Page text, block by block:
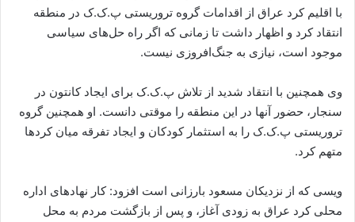
با اقلیم کرد عراق از اقدامات گروه تروریستی پ.ک.ک در منطقه
انتقاد کرد و اظهار داشت تا زمانی که اگر راه حل‌های سیاسی
موجود است، نیازی به جنگ‌افروزی نیست.
وی همچنین با انتقاد شدید از تلاش پ.ک.ک برای ایجاد کانتون در
سنجار، حضور آنها در این منطقه را موقتی دانست. او همچنین گروه
تروریستی پ.ک.ک را به استثمار کودکان و ایجاد تفرقه میان کردها
متهم کرد.
ویسی که از نزدیکان مسعود بارزانی است افزود: کار نهادهای اداره
محلی کرد عراق به زودی آغاز، و پس از بازگشت مردم به محل